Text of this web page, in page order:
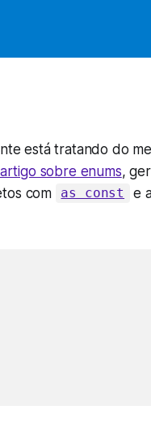
está tratando do
sobre enums,
com
as const
e